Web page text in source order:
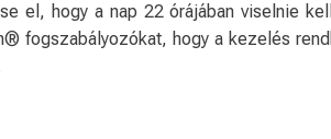
el, hogy a nap 22 órájában viselnie
fogszabályozókat, hogy a kezelés